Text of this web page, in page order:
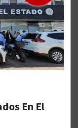
En El